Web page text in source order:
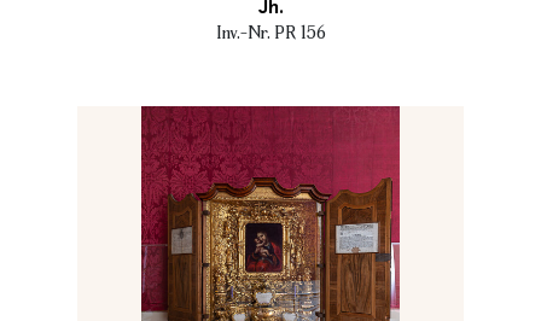
Jh.
Inv.-Nr. PR 156